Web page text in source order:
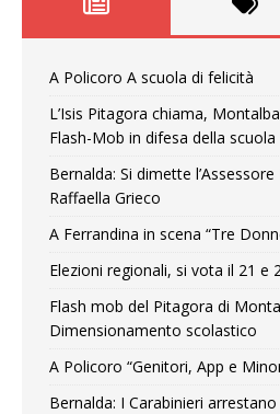
A Policoro A scuola di felicità
L’Isis Pitagora chiama,
Flash-Mob in difesa della
Bernalda: Si dimette
Raffaella Grieco
A Ferrandina in scena “Tre
Elezioni regionali, si vota il 21 e
Flash mob del Pitagora di
Dimensionamento scolastico
A Policoro “Genitori, App e
Bernalda: I Carabinieri